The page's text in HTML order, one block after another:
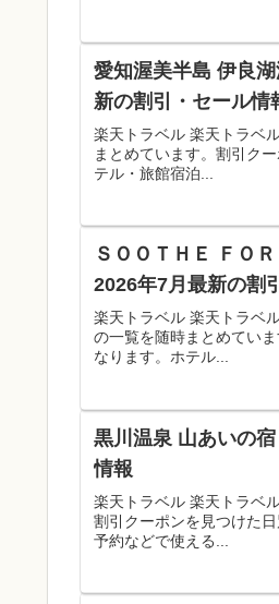
愛知渥美半島 伊良
新の割引・セール情
楽天トラベル 楽天トラベ
まとめています。割引ク
テル・旅館宿泊...
ＳＯＯＴＨＥ ＦＯ
2026年7月最新の割
楽天トラベル 楽天トラベ
の一覧を随時まとめてい
なります。ホテル...
黒川温泉 山あいの
情報
楽天トラベル 楽天トラベ
割引クーポンを見つけた
予約などで使える...